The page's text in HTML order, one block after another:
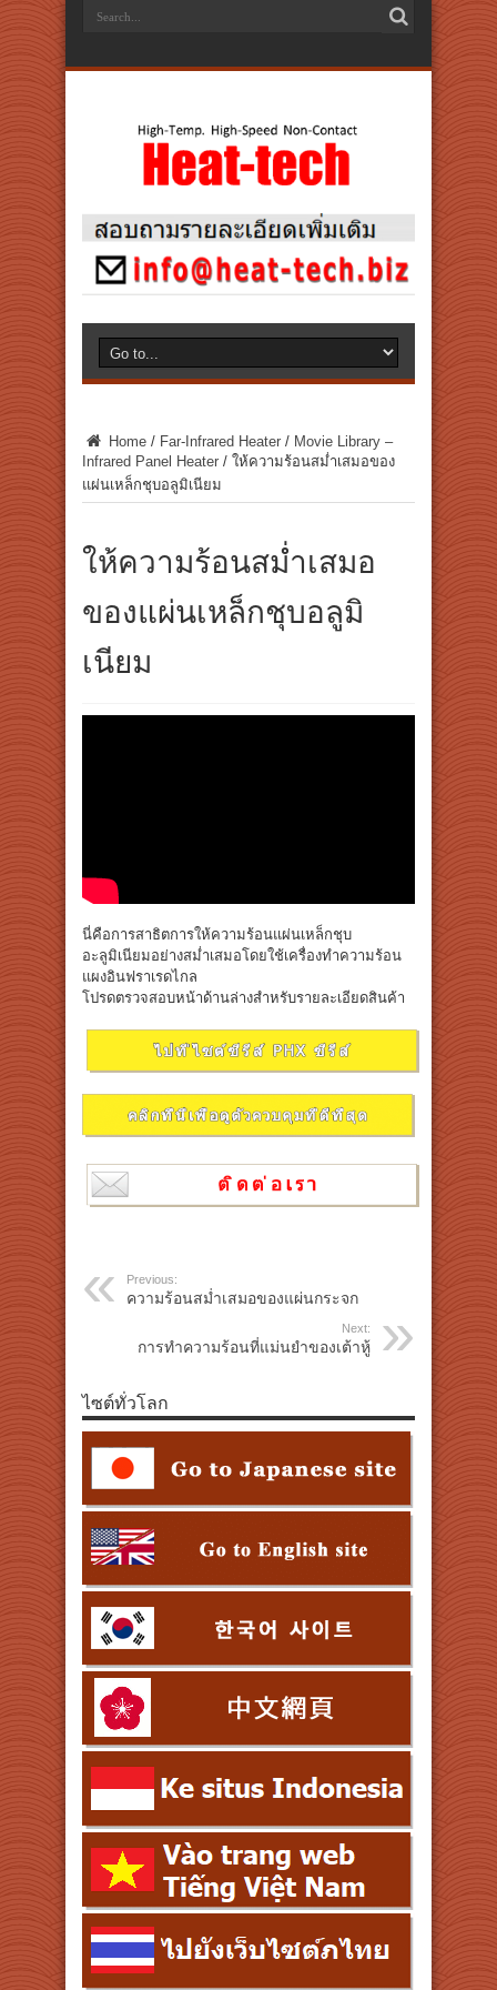
Home / Far-Infrared Heater / Movie Library –
Infrared Panel Heater / ให้ความร้อนสม่ำเสมอของ
แผ่นเหล็กชุบอลูมิเนียม
ให้ความร้อนสม่ำเสมอ
ของแผ่นเหล็กชุบอลูมิ
เนียม
นี่คือการสาธิตการให้ความร้อนแผ่นเหล็กชุบ
อะลูมิเนียมอย่างสม่ำเสมอโดยใช้เครื่องทำความร้อน
แผงอินฟราเรดไกล
โปรดตรวจสอบหน้าด้านล่างสำหรับรายละเอียดสินค้า
Previous:
ความร้อนสม่ำเสมอของแผ่นกระจก
Next:
การทำความร้อนที่แม่นยำของเต้าหู้
ไซต์ทั่วโลก